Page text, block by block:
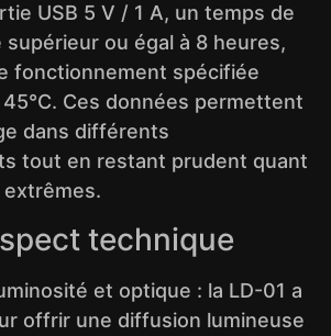
USB 5 V / 1 A, un temps de
supérieur ou égal à 8 heures,
fonctionnement spécifiée
Ces données permettent
dans différents
tout en restant prudent quant
technique
et optique : la LD-01 a
offrir une diffusion lumineuse